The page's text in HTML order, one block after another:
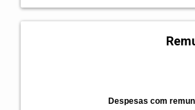
Despesas com